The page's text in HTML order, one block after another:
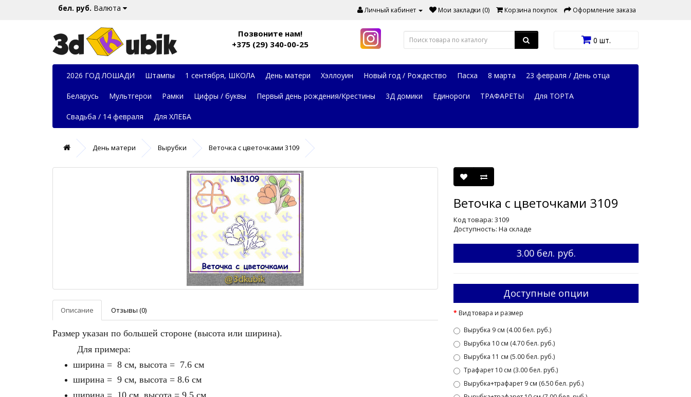
бел. руб. Валюта Личный кабинет Мои закладки (0) Корзина покупок Оформление заказа
Позвоните нам!
+375 (29) 340-00-25
0 шт.
2026 ГОД ЛОШАДИ Штампы 1 сентября, ШКОЛА День матери Хэллоуин Новый год / Рождество Пасха 8 марта 23 февраля / День отца
Беларусь Мультгерои Рамки Цифры / буквы Первый день рождения/Крестины 3Д домики Единороги ТРАФАРЕТЫ Для ТОРТА
Свадьба / 14 февраля Для ХЛЕБА
День матери Вырубки Веточка с цветочками 3109
Описание Отзывы (0)
Размер указан по большей стороне (высота или ширина).
Для примера:
ширина = 8 см, высота = 7.6 см
ширина = 9 см, высота = 8.6 см
ширина = 10 см, высота = 9.5 см
Веточка с цветочками 3109
Код товара: 3109
Доступность: На складе
3.00 бел. руб.
Доступные опции
Вид товара и размер
Вырубка 9 см (4.00 бел. руб.)
Вырубка 10 см (4.70 бел. руб.)
Вырубка 11 см (5.00 бел. руб.)
Трафарет 10 см (3.00 бел. руб.)
Вырубка+трафарет 9 см (6.50 бел. руб.)